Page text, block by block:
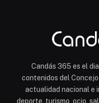
Candás 365 es el
contenidos del
actualidad nacional e
deporte, turismo, ocio,